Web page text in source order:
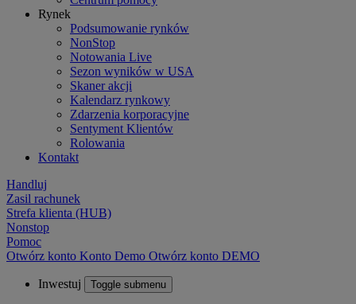
Rynek
Podsumowanie rynków
NonStop
Notowania Live
Sezon wyników w USA
Skaner akcji
Kalendarz rynkowy
Zdarzenia korporacyjne
Sentyment Klientów
Rolowania
Kontakt
Handluj
Zasil rachunek
Strefa klienta (HUB)
Nonstop
Pomoc
Otwórz konto Konto Demo Otwórz konto DEMO
Inwestuj Toggle submenu